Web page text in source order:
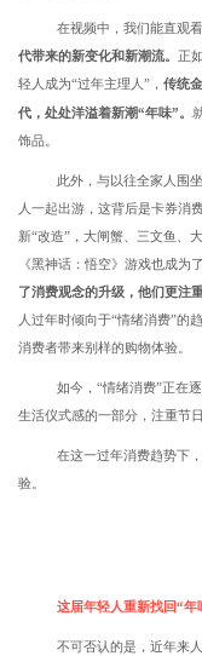
在视频中，我们能直观
代带来的新变化和新潮流。 正
轻人成为“过年主理人”， 传统
代，处处洋溢着新潮“年味”。
饰品。
此外，与以往全家人围
人一起出游，这背后是卡券消
新“改造”，大闸蟹、三文鱼、
《黑神话：悟空》游戏也成为
了消费观念的升级，他们更注
人过年时倾向于“情绪消费”的
消费者带来别样的购物体验。
如今，“情绪消费”正在
生活仪式感的一部分，注重节
在这一过年消费趋势下
验。
这届年轻人重新找回“年
不可否认的是，近年来